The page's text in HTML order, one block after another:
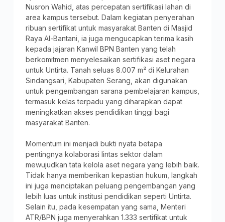
Nusron Wahid, atas percepatan sertifikasi lahan di
area kampus tersebut. Dalam kegiatan penyerahan
ribuan sertifikat untuk masyarakat Banten di Masjid
Raya Al-Bantani, ia juga mengucapkan terima kasih
kepada jajaran Kanwil BPN Banten yang telah
berkomitmen menyelesaikan sertifikasi aset negara
untuk Untirta. Tanah seluas 8.007 m² di Kelurahan
Sindangsari, Kabupaten Serang, akan digunakan
untuk pengembangan sarana pembelajaran kampus,
termasuk kelas terpadu yang diharapkan dapat
meningkatkan akses pendidikan tinggi bagi
masyarakat Banten.
Momentum ini menjadi bukti nyata betapa
pentingnya kolaborasi lintas sektor dalam
mewujudkan tata kelola aset negara yang lebih baik.
Tidak hanya memberikan kepastian hukum, langkah
ini juga menciptakan peluang pengembangan yang
lebih luas untuk institusi pendidikan seperti Untirta.
Selain itu, pada kesempatan yang sama, Menteri
ATR/BPN juga menyerahkan 1.333 sertifikat untuk